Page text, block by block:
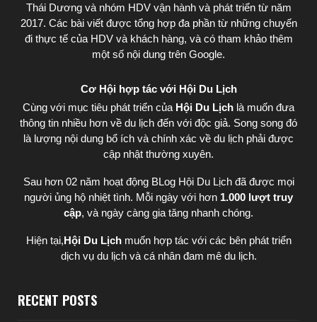
Thái Dươngvà nhóm HDV vận hành và phát triển từ năm
2017. Các bài viết được tổng hợp đa phần từ những chuyến
đi thực tế của HDV và khách hàng, và có tham khảo thêm
một số nội dung trên Google.
Cơ Hội hợp tác với Hội Du Lịch
Cùng với mục tiêu phát triển của Hội Du Lịch là muốn đưa
thông tin nhiều hơn về du lịch đến với độc giả. Song song đó
là lượng nội dung bổ ích và chính xác về du lịch phải được
cập nhật thường xuyên.
Sau hơn 02 năm hoạt động BLog Hội Du Lịch đã được mọi
người ủng hộ nhiệt tình. Mỗi ngày với hơn 1.000 lượt truy
cập, và ngày càng gia tăng nhanh chóng.
Hiện tại,Hội Du Lịch muốn hợp tác với các bên phát triển
dịch vụ du lịch và cá nhân đam mê du lịch.
RECENT POSTS